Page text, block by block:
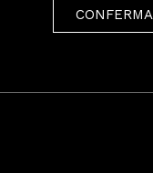
CONFERMA